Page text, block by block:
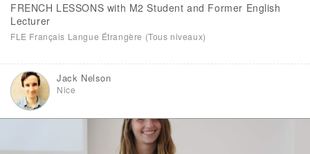
FRENCH LESSONS with M2 Student and Former English
Lecturer
FLE Français Langue Étrangère (Tous niveaux)
Jack Nelson
Nice